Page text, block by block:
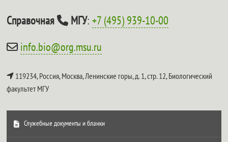
Справочная МГУ:+7 (495) 939-10-00
info.bio@org.msu.ru
119234, Россия, Москва, Ленинские горы, д. 1, стр. 12,Биологический
факультет МГУ
Служебные документы и бланки